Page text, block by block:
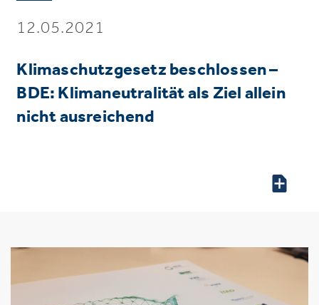
12.05.2021
Klimaschutzgesetz beschlossen –
BDE: Klimaneutralität als Ziel allein
nicht ausreichend